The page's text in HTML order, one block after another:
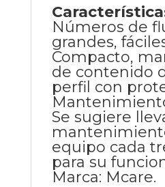
Números de
grandes,
Compacto,
de contenido
perfil con
Se sugiere
equipo cada
para su
Marca: Mcare.